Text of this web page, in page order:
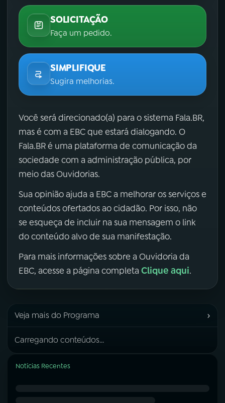
SOLICITAÇÃO
Faça um pedido.
SIMPLIFIQUE
Sugira melhorias.
Você será direcionado(a) para o sistema Fala.BR,
mas é com a EBC que estará dialogando. O
Fala.BR é uma plataforma de comunicação da
sociedade com a administração pública, por
meio das Ouvidorias.
Sua opinião ajuda a EBC a melhorar os serviços e
conteúdos ofertados ao cidadão. Por isso, não
se esqueça de incluir na sua mensagem o link
do conteúdo alvo de sua manifestação.
Para mais informações sobre a Ouvidoria da
EBC, acesse a página completa Clique aqui.
Veja mais do Programa ›
Carregando conteúdos...
Notícias Recentes